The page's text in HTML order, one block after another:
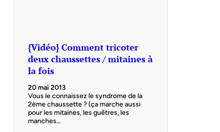
{Vidéo} Comment tricoter
deux chaussettes / mitaines à
la fois
20 mai 2013
Vous le connaissez le syndrome de la
2ème chaussette ? (ça marche aussi
pour les mitaines, les guêtres, les
manches…